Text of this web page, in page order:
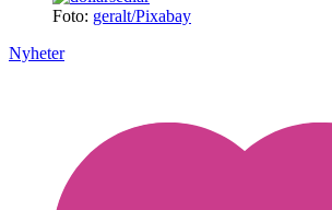
Foto: geralt/Pixabay
Nyheter